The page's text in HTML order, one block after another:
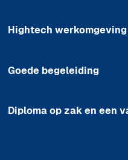
Hightech werkomgeving
Goede begeleiding
Diploma op zak en een